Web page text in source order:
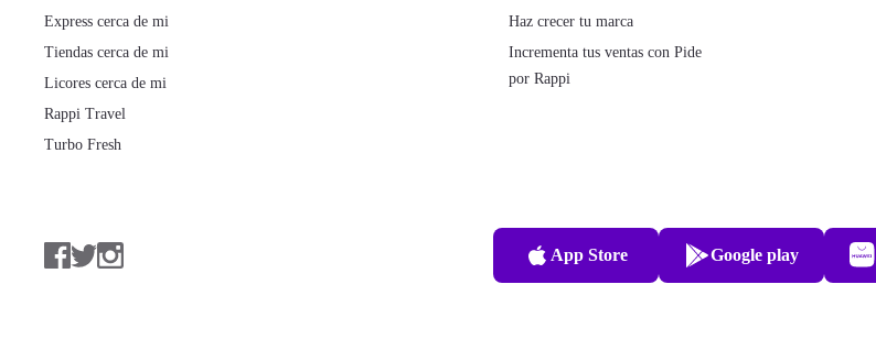
Express cerca de mi
Tiendas cerca de mi
Licores cerca de mi
Rappi Travel
Turbo Fresh
Haz crecer tu marca
Incrementa tus ventas con Pide
por Rappi
Facebook
TwitterInstagram
App Store
Google play